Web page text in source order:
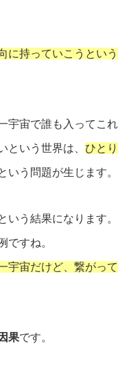
に持っていこうという
宇宙で誰も入ってこれ
という世界は、 ひとり
いう問題が生じます。
いう結果になります。
ですね。
宇宙だけど、繋がって
果です。